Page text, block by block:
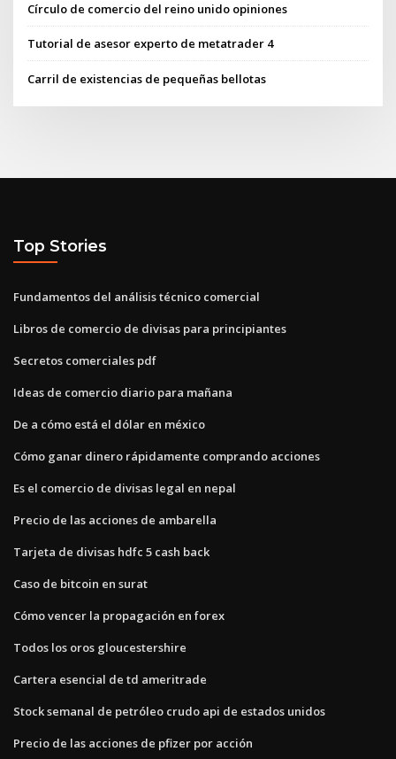
Círculo de comercio del reino unido opiniones
Tutorial de asesor experto de metatrader 4
Carril de existencias de pequeñas bellotas
Top Stories
Fundamentos del análisis técnico comercial
Libros de comercio de divisas para principiantes
Secretos comerciales pdf
Ideas de comercio diario para mañana
De a cómo está el dólar en méxico
Cómo ganar dinero rápidamente comprando acciones
Es el comercio de divisas legal en nepal
Precio de las acciones de ambarella
Tarjeta de divisas hdfc 5 cash back
Caso de bitcoin en surat
Cómo vencer la propagación en forex
Todos los oros gloucestershire
Cartera esencial de td ameritrade
Stock semanal de petróleo crudo api de estados unidos
Precio de las acciones de pfizer por acción